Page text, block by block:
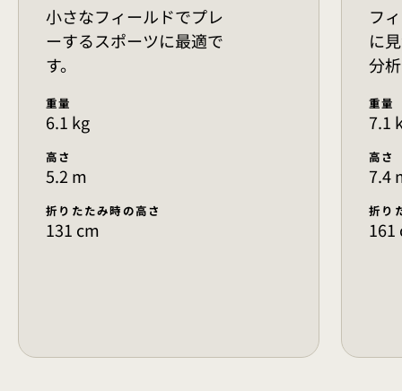
小さなフィールドでプレ
ーするスポーツに最適で
す。
重量
6.1 kg
高さ
5.2 m
折りたたみ時の高さ
131 cm
フ
に
分
重量
7.1
高さ
7.4
折り
161